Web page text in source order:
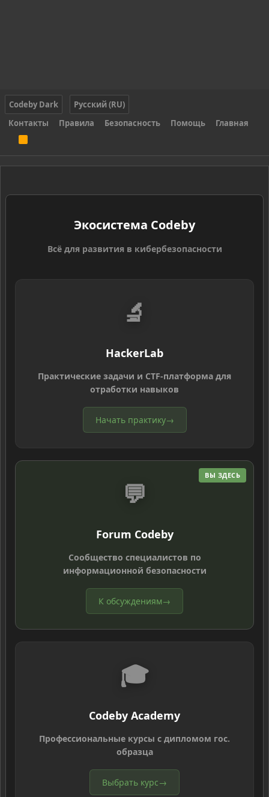
Codeby Dark
Русский (RU)
Контакты
Правила Безопасность Помощь Главная
S
Экосистема Codeby
Всё для развития в кибербезопасности
🔬
HackerLab
Практические задачи и CTF-платформа для
отработки навыков
Начать практику→
ВЫ ЗДЕСЬ
💬
Forum Codeby
Сообщество специалистов по
информационной безопасности
К обсуждениям→
🎓
Codeby Academy
Профессиональные курсы с дипломом гос.
образца
Выбрать курс→